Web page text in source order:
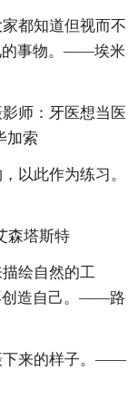
都知道但视而不
的事物。——埃米
师：牙医想当医
加索
以此作为练习。
森塔斯特
绘自然的工
创造自己。——路
下来的样子。——